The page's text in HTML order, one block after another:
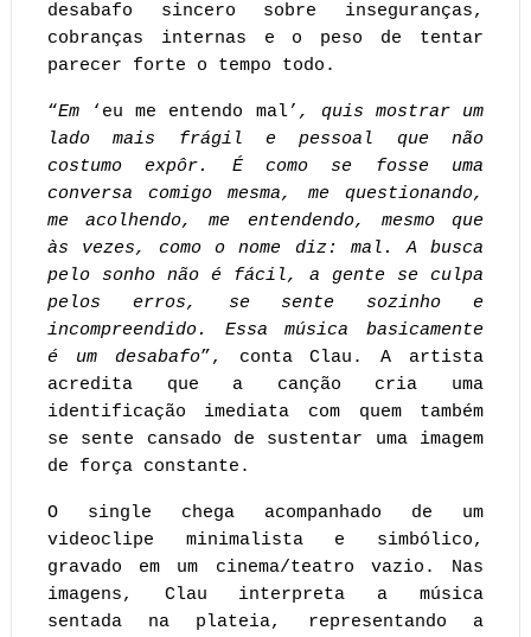
desabafo sincero sobre inseguranças,
cobranças internas e o peso de tentar
parecer forte o tempo todo.
“Em ‘eu me entendo mal’ , quis mostrar um
lado mais frágil e pessoal que não
costumo expôr. É como se fosse uma
conversa comigo mesma, me questionando,
me acolhendo, me entendendo, mesmo que
às vezes, como o nome diz: mal. A busca
pelo sonho não é fácil, a gente se culpa
pelos erros, se sente sozinho e
incompreendido. Essa música basicamente
é um desabafo”, conta Clau. A artista
acredita que a canção cria uma
identificação imediata com quem também
se sente cansado de sustentar uma imagem
de força constante.
O single chega acompanhado de um
videoclipe minimalista e simbólico,
gravado em um cinema/teatro vazio. Nas
imagens, Clau interpreta a música
sentada na plateia, representando a